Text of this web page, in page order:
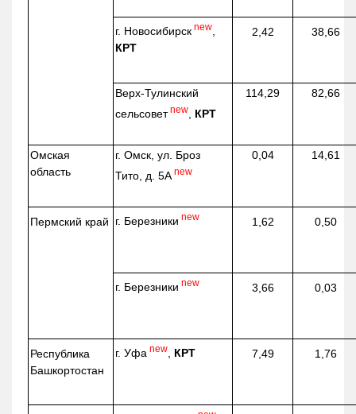
г. Новосибирск new,
КРТ
2,42 38,66
Верх-Тулинский
сельсовет new, КРТ
114,29 82,66
Омская
область
г. Омск, ул. Броз
Тито, д. 5А new
0,04 14,61
Пермский край г. Березники new 1,62 0,50
г. Березники new 3,66 0,03
Республика
Башкортостан
г. Уфа new, КРТ 7,49 1,76